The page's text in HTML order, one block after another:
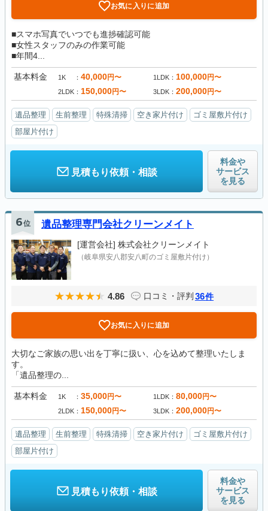
お気に入りに追加
■スマホ写真でいつでも進捗確認可能
■女性スタッフのみの作業可能
■年間4...
基本料金 1K 40,000円〜 1LDK 100,000円〜
2LDK 150,000円〜 3LDK 200,000円〜
遺品整理 生前整理 特殊清掃 空き家片付け
ゴミ屋敷片付け
部屋片付け
見積もり依頼・相談
料金や
サービス
を見る
6位 遺品整理専門会社クリーンメイト
[運営会社] 株式会社クリーンメイト
（岐阜県安八郡安八町のゴミ屋敷片付け）
4.86 口コミ・評判 36件
お気に入りに追加
大切なご家族の思い出を丁寧に扱い、心を込めて整理いたしま
す。
「遺品整理の...
基本料金 1K 35,000円〜 1LDK 80,000円〜
2LDK 150,000円〜 3LDK 200,000円〜
遺品整理 生前整理 特殊清掃 空き家片付け
ゴミ屋敷片付け
部屋片付け
見積もり依頼・相談
料金や
サービス
を見る